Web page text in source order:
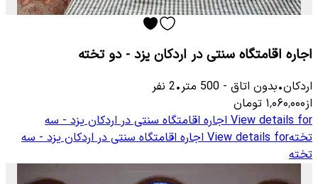
اجاره اقامتگاه سنتی در اردکان یزد - دو تخته
اردکان•بدون اتاق -
500 متر•
2 نفر
از۱٬۰۶۰٬۰۰۰ تومان
View details for اجاره اقامتگاه سنتی در اردکان یزد - سه
تختهView details for اجاره اقامتگاه سنتی در اردکان یزد - سه
تخته